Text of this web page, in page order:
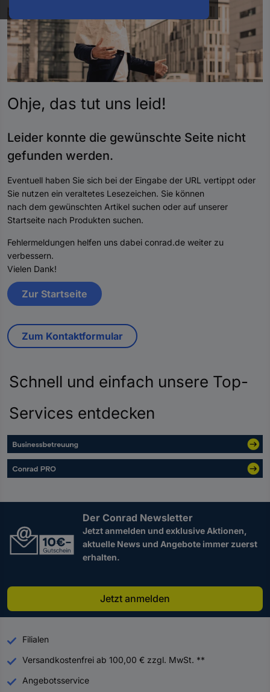
Hst.-
Teile-
Nr.
ein
Ohje, das tut uns leid!
Leider konnte die gewünschte Seite nicht
gefunden werden.
Eventuell haben Sie sich bei der Eingabe der URL vertippt oder
Sie nutzen ein veraltetes Lesezeichen. Sie können
nach dem gewünschten Artikel suchen oder auf unserer
Startseite nach Produkten suchen.
Fehlermeldungen helfen uns dabei conrad.de weiter zu
verbessern.
Vielen Dank!
Zur Startseite
Zum Kontaktformular
Schnell und einfach unsere Top-
Services entdecken
Der Conrad Newsletter
Jetzt anmelden und exklusive Aktionen,
aktuelle News und Angebote immer zuerst
erhalten.
Jetzt anmelden
Filialen
Versandkostenfrei ab 100,00 € zzgl. MwSt. **
Angebotsservice